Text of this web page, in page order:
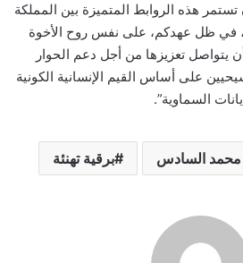
هذه الروابط المتميزة بين المملكة
في ظل عهدكم، على نفس روح الأخوة
يتواصل تعزيزها من أجل دعم الحوار
على أساس القيم الإنسانية الكونية
السماوية”.
محمد السادس برقية تهنئة